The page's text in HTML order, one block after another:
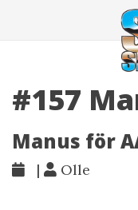
#157
Manus för
| Olle